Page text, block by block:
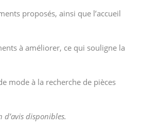
proposés, ainsi que l’accueil
à améliorer, ce qui souligne la
mode à la recherche de pièces
d’avis disponibles.